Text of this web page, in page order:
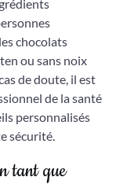
chocolats
ou sans noix
de doute, il est
de la santé
personnalisés
sécurité.
tant que